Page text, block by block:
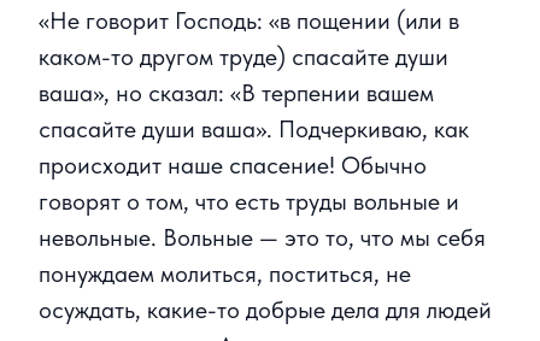
«Не говорит Господь: «в пощении (или в
каком-то другом труде) спасайте души
ваша», но сказал: «В терпении вашем
спасайте души ваша». Подчеркиваю, как
происходит наше спасение! Обычно
говорят о том, что есть труды вольные и
невольные. Вольные — это то, что мы себя
понуждаем молиться, поститься, не
осуждать, какие-то добрые дела для людей